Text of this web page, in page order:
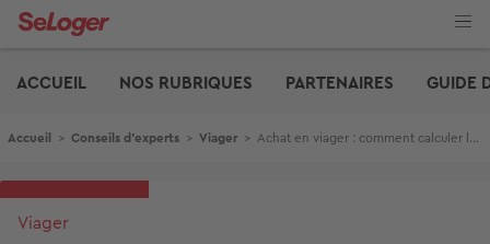
Aller
ACCUEIL
NOS RUBRIQUES PARTENAIRES GUIDE
Fil d'Ariane
Accueil > Conseils d'experts > Viager > Achat en viager : comment calculer le bouquet et la rente ?
Viager